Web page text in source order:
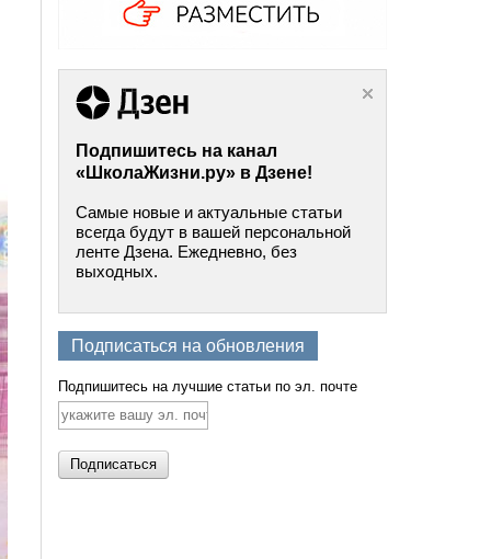
Подпишитесь на канал
«ШколаЖизни.ру» в Дзене!
Самые новые и актуальные статьи
всегда будут в вашей персональной
ленте Дзена. Ежедневно, без
выходных.
Подписаться на обновления
Подпишитесь на лучшие статьи по эл. почте